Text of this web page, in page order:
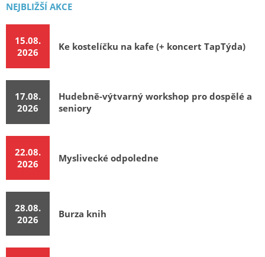
NEJBLIŽŠÍ AKCE
15.08.
2026
Ke kostelíčku na kafe (+ koncert TapTýda)
17.08.
2026
Hudebně-výtvarný workshop pro dospělé a
seniory
22.08.
2026
Myslivecké odpoledne
28.08.
2026
Burza knih